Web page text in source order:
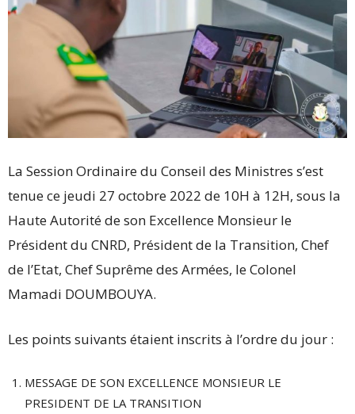
La Session Ordinaire du Conseil des Ministres s’est
tenue ce jeudi 27 octobre 2022 de 10H à 12H, sous la
Haute Autorité de son Excellence Monsieur le
Président du CNRD, Président de la Transition, Chef
de l’Etat, Chef Suprême des Armées, le Colonel
Mamadi DOUMBOUYA.
Les points suivants étaient inscrits à l’ordre du jour :
MESSAGE DE SON EXCELLENCE MONSIEUR LE
PRESIDENT DE LA TRANSITION